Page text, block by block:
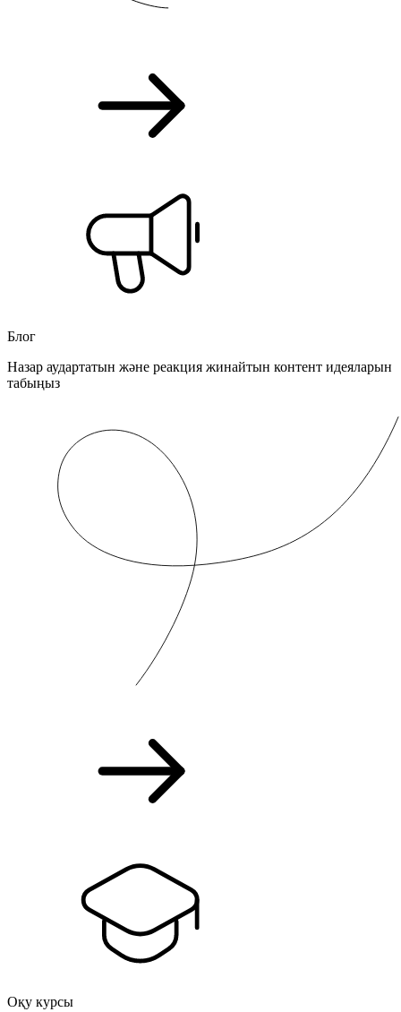
Блог
Назар аудартатын және реакция жинайтын контент идеяларын
табыңыз
Оқу курсы